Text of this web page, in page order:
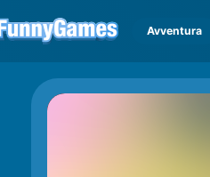
Avventura